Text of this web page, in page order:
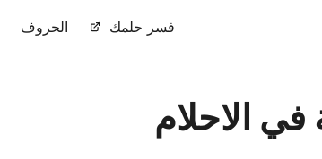
فسر حلمك الحروف
الاحلام